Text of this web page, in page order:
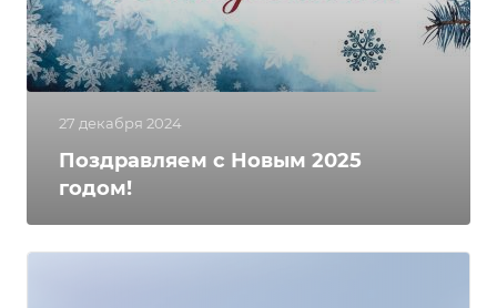
27 декабря 2024
Поздравляем с Новым 2025
годом!